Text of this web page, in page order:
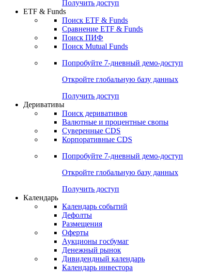
Получить доступ
ETF & Funds
Поиск ETF & Funds
Сравнение ETF & Funds
Поиск ПИФ
Поиск Mutual Funds
Попробуйте 7-дневный демо-доступ
Откройте глобальную базу данных
Получить доступ
Деривативы
Поиск деривативов
Валютные и процентные свопы
Суверенные CDS
Корпоративные CDS
Попробуйте 7-дневный демо-доступ
Откройте глобальную базу данных
Получить доступ
Календарь
Календарь событий
Дефолты
Размещения
Оферты
Аукционы госбумаг
Денежный рынок
Дивидендный календарь
Календарь инвестора